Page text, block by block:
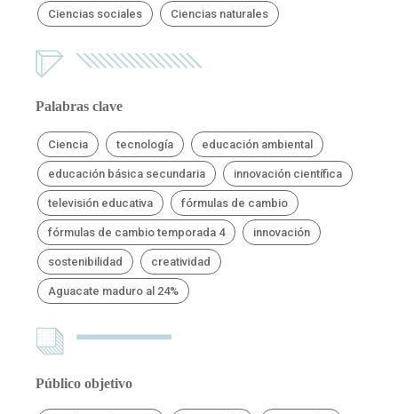
Ciencias sociales Ciencias naturales
Palabras clave
Ciencia tecnología educación ambiental
educación básica secundaria innovación científica
televisión educativa fórmulas de cambio
fórmulas de cambio temporada 4 innovación
sostenibilidad creatividad
Aguacate maduro al 24%
Público objetivo